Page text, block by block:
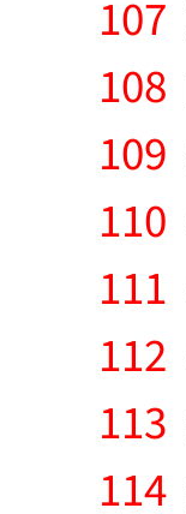
107
108
109
110
111
112
113
114